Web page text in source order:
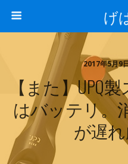
げ
2017年5月9
【また】UPQ
はバッテリ。
が遅